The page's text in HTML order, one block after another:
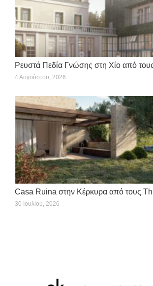
Ρευστά Πεδία Γνώσης στη Χίο από
4 Αυγούστου, 2026
Casa Ruina στην Κέρκυρα από τους
30 Ιουλίου, 2026